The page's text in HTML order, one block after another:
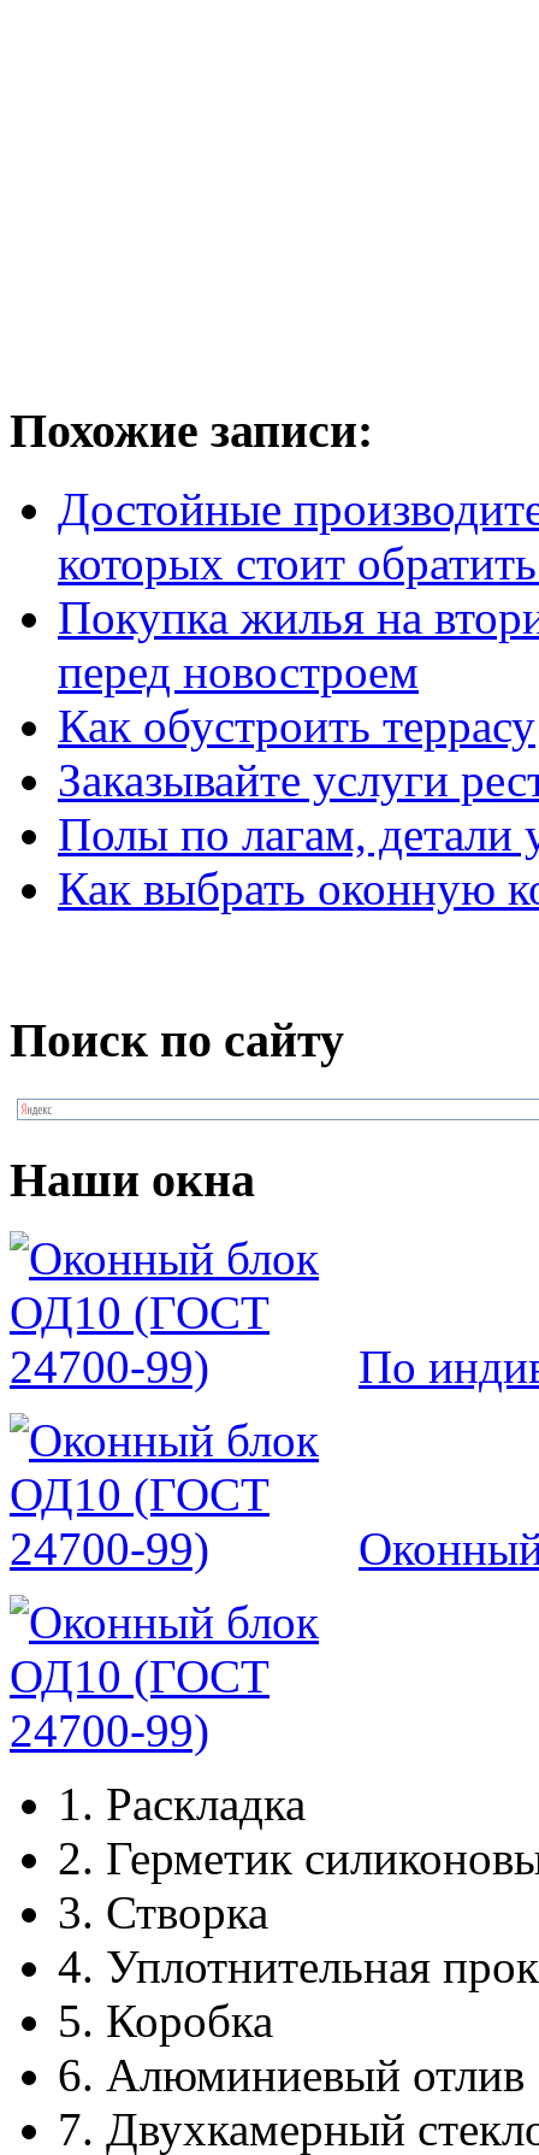
Похожие записи:
Достойные
которых стоит
Покупка жилья на
перед новостроем
Как обустроить террасу
Заказывайте услуги
Полы по лагам, детали
Как выбрать оконную
Поиск по сайту
Наши окна
По
1. Раскладка
2. Герметик
3. Створка
4. Уплотнительная
5. Коробка
6. Алюминиевый отлив
7. Двухкамерный